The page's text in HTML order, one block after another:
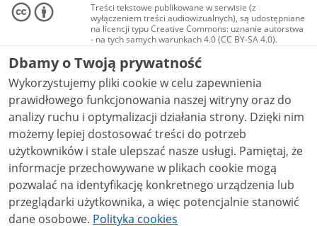
Treści tekstowe publikowane w serwisie (z
wyłączeniem treści audiowizualnych), są udostępniane
na licencji typu Creative Commons: uznanie autorstwa
- na tych samych warunkach 4.0 (CC BY-SA 4.0).
Materiały audiowizualne, w tym zdjęcia, materiały
audio i wideo, są udostępniane na licencji typu
Creative Commons: uznanie autorstwa użycie
niekomercyjne - bez utworów zależnych 4.0 (CC BY-
NC-ND 4.0), o ile nie jest to stwierdzone inaczej.
Dbamy o Twoją prywatność
Wykorzystujemy pliki cookie w celu zapewnienia
prawidłowego funkcjonowania naszej witryny oraz do
analizy ruchu i optymalizacji działania strony. Dzięki nim
możemy lepiej dostosować treści do potrzeb
użytkowników i stale ulepszać nasze usługi. Pamiętaj, że
informacje przechowywane w plikach cookie mogą
pozwalać na identyfikację konkretnego urządzenia lub
przeglądarki użytkownika, a więc potencjalnie stanowić
dane osobowe. Polityka cookies